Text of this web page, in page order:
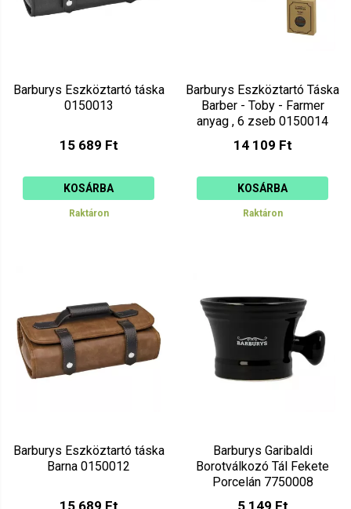
Barburys Eszköztartó táska
0150013
15 689 Ft
KOSÁRBA
Raktáron
Barburys Eszköztartó Táska
Barber - Toby - Farmer
anyag , 6 zseb 0150014
14 109 Ft
KOSÁRBA
Raktáron
Barburys Eszköztartó táska
Barna 0150012
15 689 Ft
Barburys Garibaldi
Borotválkozó Tál Fekete
Porcelán 7750008
5 149 Ft